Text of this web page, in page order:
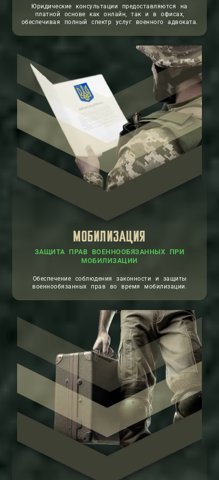
Юридические консультации предоставляются на
платной основе как онлайн, так и в офисах,
обеспечивая полный спектр услуг военного адвоката.
МОБИЛИЗАЦИЯ
ЗАЩИТА ПРАВ ВОЕННООБЯЗАННЫХ ПРИ
МОБИЛИЗАЦИИ
Обеспечение соблюдения законности и защиты
военнообязанных прав во время мобилизации.